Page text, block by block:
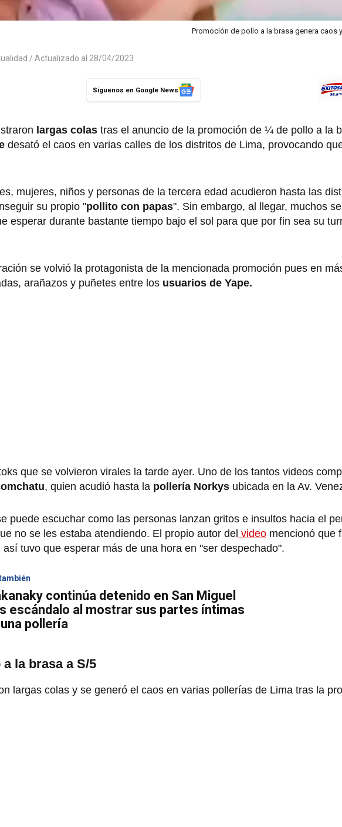
Promoción de pollo a la brasa genera caos
/ Actualizado al 28/04/2023
Síguenos en Google News
largas colas tras el anuncio de la promoción de ¼ de pollo a la
desató el caos en varias calles de los distritos de Lima, provocando
mujeres, niños y personas de la tercera edad acudieron hasta las
su propio "pollito con papas". Sin embargo, al llegar, muchos
esperar durante bastante tiempo bajo el sol para que por fin sea su
se volvió la protagonista de la mencionada promoción pues en
arañazos y puñetes entre los usuarios de Yape.
que se volvieron virales la tarde ayer. Uno de los tantos videos
, quien acudió hasta la pollería Norkys ubicada en la Av.
puede escuchar como las personas lanzan gritos e insultos hacia el
no se les estaba atendiendo. El propio autor del video mencionó que
así tuvo que esperar más de una hora en "ser despechado".
continúa detenido en San Miguel
escándalo al mostrar sus partes íntimas
pollería
la brasa a S/5
largas colas y se generó el caos en varias pollerías de Lima tras la